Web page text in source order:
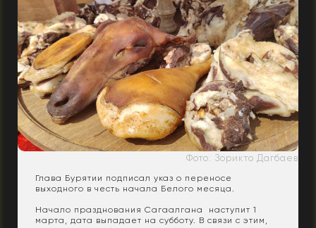
Фото: Зорикто Дагбаев
Глава Бурятии подписал указ о переносе
выходного в честь начала Белого месяца.
Начало празднования Сагаалгана наступит 1
марта, дата выпадает на субботу. В связи с этим,